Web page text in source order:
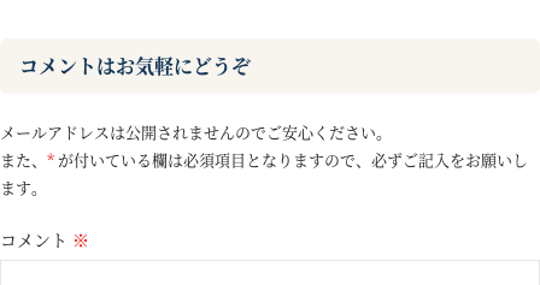
コメントはお気軽にどうぞ
メールアドレスは公開されませんのでご安心ください。
また、 * が付いている欄は必須項目となりますので、必ずご記入をお願いし
ます。
コメント ※